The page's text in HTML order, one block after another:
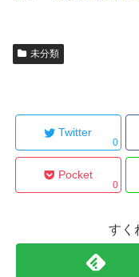
未分類
Twitter
0
Pocket
0
すく